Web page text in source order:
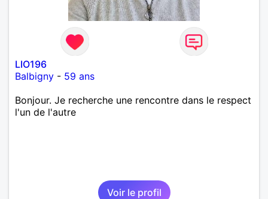
LIO196
Balbigny - 59 ans
Bonjour. Je recherche une rencontre dans le respect
l'un de l'autre
Voir le profil